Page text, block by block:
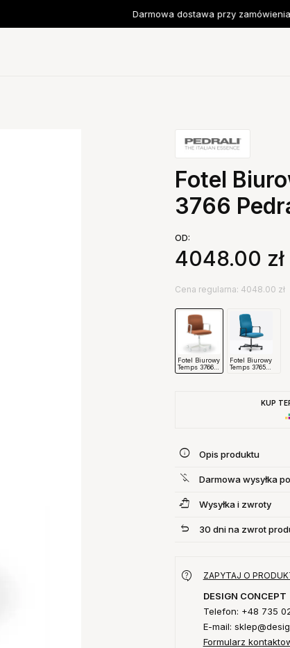
Darmowa dostawa przy
Fotel
3766
OD:
4048.00 zł
Cena regularna: 4048.00 zł
Fotel Biurowy
Temps 3766
Pedrali
Fotel Biurowy
Temps 3765
KUP
Opis produktu
Darmowa wysyłka
Wysyłka i zwroty
30 dni na zwrot
ZAPYTAJ O
DESIGN CONCEPT
Telefon: +48 735
E-mail:
Formularz